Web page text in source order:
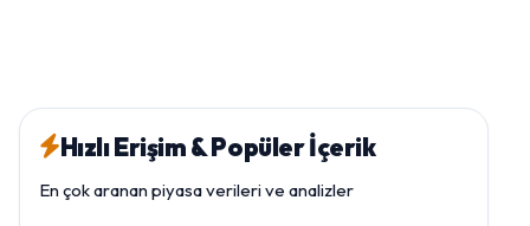
Hızlı Erişim & Popüler İçerik
En çok aranan piyasa verileri ve analizler